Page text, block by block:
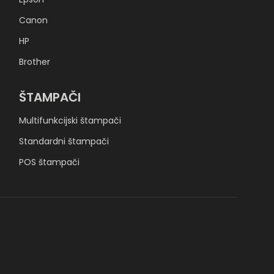
Canon
HP
Brother
ŠTAMPAČI
Multifunkcijski štampači
Standardni štampači
POS štampači